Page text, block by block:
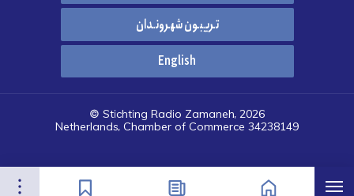
فهرست نشان‌گذاشته‌ها
تریبون شهروندان
English
© Stichting Radio Zamaneh, 2026
Netherlands, Chamber of Commerce 34238149